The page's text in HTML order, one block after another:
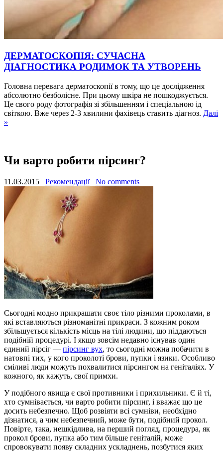
ДЕРМАТОСКОПІЯ: СУЧАСНА
ДІАГНОСТИКА РОДИМОК ТА УТВОРЕНЬ
Головна перевага дерматоскопії в тому, що це дослідження
абсолютно безболісне. При цьому шкіра не пошкоджується.
Це свого роду фотографія зі збільшенням і спеціальною ід
світкою. Вже через 2-3 хвилини фахівець ставить діагноз. Далі
»
Чи варто робити пірсинг?
11.03.2015 Рекомендації No comments
Сьогодні модно прикрашати своє тіло різними проколами, в
які вставляються різноманітні прикраси. З кожним роком
збільшується кількість місць на тілі людини, що піддаються
подібній процедурі. І якщо зовсім недавно існував один
єдиний пірсіг — пірсинг вух, то сьогодні можна побачити в
натовпі тих, у кого проколоті брови, пупки і язики. Особливо
сміливі люди можуть похвалитися пірсингом на геніталіях. У
кожного, як кажуть, свої примхи.
У подібного явища є свої противники і прихильники. Є й ті,
хто сумнівається, чи варто робити пірсинг, і вважає що це
досить небезпечно. Щоб розвіяти всі сумніви, необхідно
дізнатися, а чим небезпечний, може бути, подібний прокол.
Повірте, така, нешкідлива, на перший погляд, процедура, як
прокол брови, пупка або тим більше геніталій, може
спровокувати появу складних ускладнень, позбутися яких